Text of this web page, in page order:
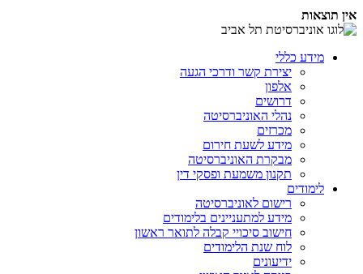
אין תוצאות
מידע כללי
יצירת קשר ודרכי הגעה
אלפון
דרושים
נהלי האוניברסיטה
מכרזים
מידע לשעת חירום
מבקרת האוניברסיטה
תקנון משמעת ופסקי דין
לימודים
רישום לאוניברסיטה
מידע למתעניינים בלימודים
חישוב סיכויי קבלה לתואר ראשון
לוח שנת הלימודים
ידיעונים